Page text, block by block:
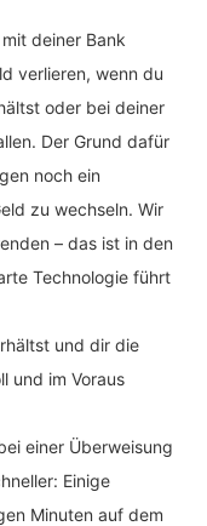
deiner Bank
verlieren, wenn du
oder bei deiner
Der Grund dafür
noch ein
zu wechseln. Wir
– das ist in den
Technologie führt
und dir die
und im Voraus
einer Überweisung
Einige
Minuten auf dem